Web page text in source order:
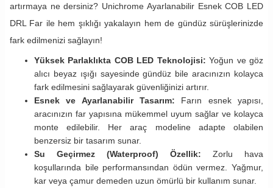
artırmaya ne dersiniz? Unichrome Ayarlanabilir Esnek COB LED
DRL Far ile hem şıklığı yakalayın hem de gündüz sürüşlerinizde
fark edilmenizi sağlayın!
Yüksek Parlaklıkta COB LED Teknolojisi: Yoğun ve göz
alıcı beyaz ışığı sayesinde gündüz bile aracınızın kolayca
fark edilmesini sağlayarak güvenliğinizi artırır.
Esnek ve Ayarlanabilir Tasarım: Farın esnek yapısı,
aracınızın far yapısına mükemmel uyum sağlar ve kolayca
monte edilebilir. Her araç modeline adapte olabilen
benzersiz bir tasarım sunar.
Su Geçirmez (Waterproof) Özellik: Zorlu hava
koşullarında bile performansından ödün vermez. Yağmur,
kar veya çamur demeden uzun ömürlü bir kullanım sunar.